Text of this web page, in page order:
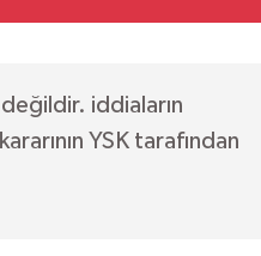
iddiaların
YSK tarafından